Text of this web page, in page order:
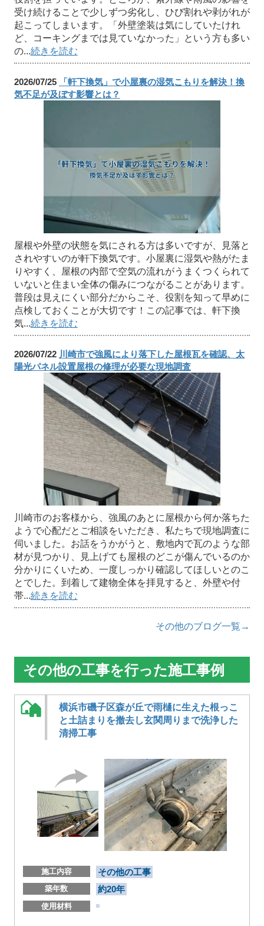
受け続けることで少しずつ劣化し、ひび割れや剥がれが
起こってしまいます。「外壁塗装は気にしていたけれ
ど、コーキングまでは見ていなかった」という方も多い
の...続きを読む
2026/07/25
「軒下換気」で小屋裏の湿気こもりを解決！換
気不足が及ぼす影響とは？
屋根や外壁の状態を気にされる方は多いですが、見落と
されやすいのが軒下換気です。小屋裏に湿気や熱がたま
りやすく、屋根の内部で空気の流れがうまくつくられて
いないと住まい全体の傷みにつながることがあります。
普段は見えにくい部分だからこそ、役割を知って早めに
点検しておくことが大切です！この記事では、軒下換
気...続きを読む
2026/07/22 川崎市で強風により落下した屋根瓦を確認、太
陽光パネル設置屋根の修理が必要な現地調査
川崎市のお客様から、強風のあとに屋根から何か落ちた
ようで心配だとご相談をいただき、私たちで現地調査に
伺いました。お話をうかがうと、敷地内で瓦のような部
材が見つかり、見上げても屋根のどこが傷んでいるのか
分かりにくいため、一度しっかり確認してほしいとのこ
とでした。到着して建物全体を拝見すると、外壁や付
帯...続きを読む
その他のブログ一覧→
その他の工事を行った施工事例
横浜市磯子区森が丘で雨樋に生えた根っこ
と土詰まりを撤去し玄関周りまで洗浄した
清掃工事
施工内容 その他の工事
築年数 約20年
使用材料